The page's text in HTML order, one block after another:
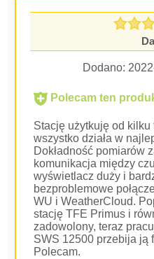
Dodano:
Polecam ten
Stację użytkuję od
wszystko działa w
Dokładność pomiarów
komunikacja między
wyświetlacz duży i
bezproblemowe
WU i WeatherCloud.
stację TFE Primus i
zadowolony, teraz
SWS 12500 przebija ją
Polecam.